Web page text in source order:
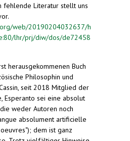
fehlende Literatur stellt uns
web/20190204032637/h
lhr/prj/diw/dos/de72458
herausgekommenen Buch
Philosophin und
seit 2018 Mitglied der
Esperanto sei eine absolut
weder Autoren noch
absolument artificielle
dem ist ganz